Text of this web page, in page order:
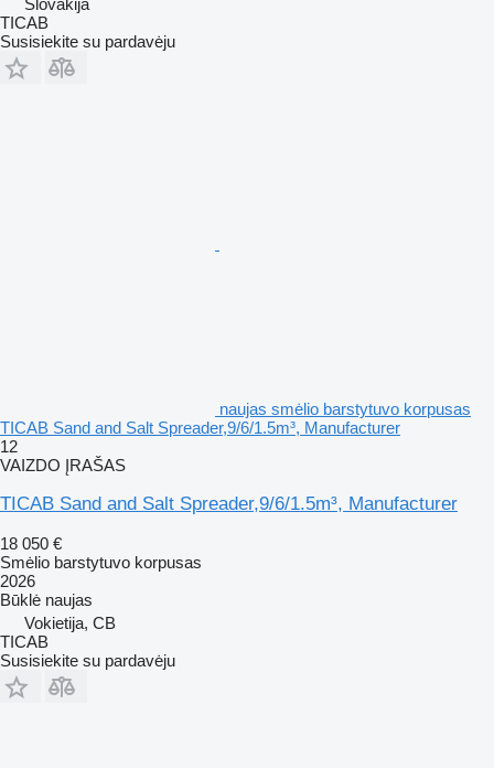
TICAB
Susisiekite su pardavėju
naujas smėlio barstytuvo korpusas
TICAB Sand and Salt Spreader,9/6/1.5m³, Manufacturer
12
VAIZDO ĮRAŠAS
TICAB Sand and Salt Spreader,9/6/1.5m³, Manufacturer
18 050 €
Smėlio barstytuvo korpusas
2026
Būklė naujas
Vokietija, CB
TICAB
Susisiekite su pardavėju